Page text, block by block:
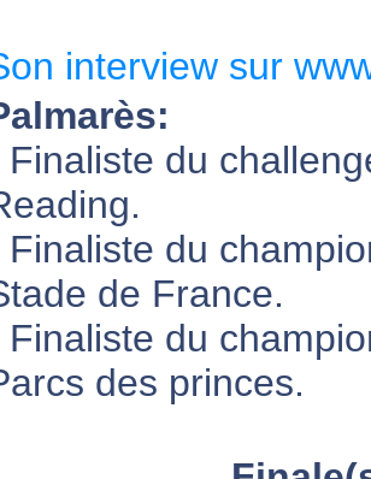
interview sur
Finaliste du
Finaliste du
de France.
Finaliste du
des princes.